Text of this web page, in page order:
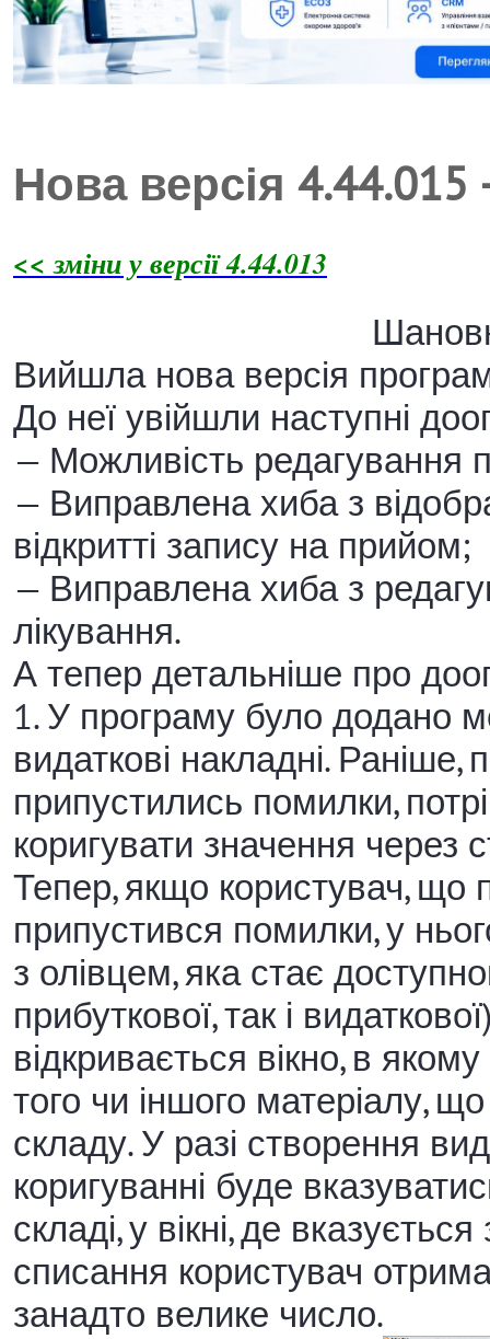
Нова версія
<< зміни у версії 4.44.013
Вийшла нова версія
До неї увійшли наступні
— Можливість редагування
— Виправлена хиба з
відкритті запису на прийом;
— Виправлена хиба з
лікування.
А тепер детальніше про
1. У програму було додано
видаткові накладні. Раніше,
припустились помилки,
коригувати значення через
Тепер, якщо користувач,
припустився помилки, у
з олівцем, яка стає
прибуткової, так і
відкривається вікно, в
того чи іншого матеріалу,
складу. У разі створення
коригуванні буде
складі, у вікні, де
списання користувач
занадто велике число.